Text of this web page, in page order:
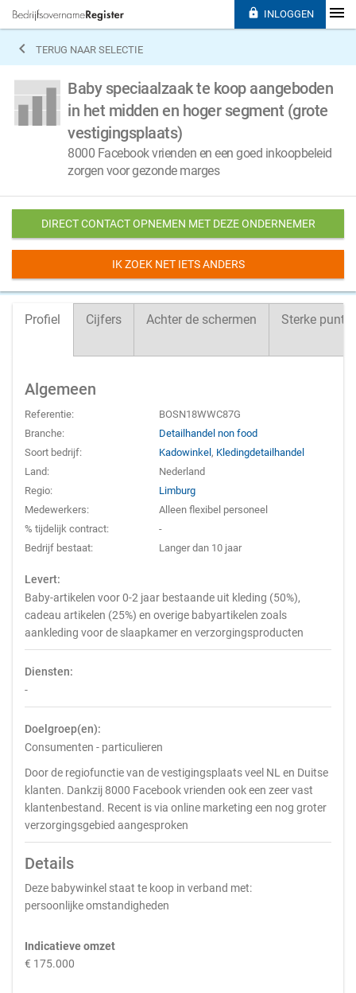
 TERUG NAAR SELECTIE
Baby speciaalzaak te koop aangeboden
in het midden en hoger segment (grote
vestigingsplaats)
8000 Facebook vrienden en een goed inkoopbeleid
zorgen voor gezonde marges
DIRECT CONTACT OPNEMEN MET DEZE ONDERNEMER
IK ZOEK NET IETS ANDERS
Profiel Cijfers Achter de schermen Sterke
Algemeen
Referentie:
BOSN18WWC87G
Branche:
Detailhandel non food
Soort bedrijf:
Kadowinkel, Kledingdetailhandel
Land:
Nederland
Regio:
Limburg
Medewerkers:
Alleen flexibel personeel
% tijdelijk contract:
-
Bedrijf bestaat:
Langer dan 10 jaar
Levert:
Baby-artikelen voor 0-2 jaar bestaande uit kleding (50%),
cadeau artikelen (25%) en overige babyartikelen zoals
aankleding voor de slaapkamer en verzorgingsproducten
Diensten:
-
Doelgroep(en):
Consumenten - particulieren
Door de regiofunctie van de vestigingsplaats veel NL en Duitse
klanten. Dankzij 8000 Facebook vrienden ook een zeer vast
klantenbestand. Recent is via online marketing een nog groter
verzorgingsgebied aangesproken
Details
Deze babywinkel staat te koop in verband met:
persoonlijke omstandigheden
Indicatieve omzet
€ 175.000
 INLOGGEN